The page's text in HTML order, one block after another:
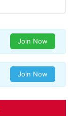
Join Now
Join Now